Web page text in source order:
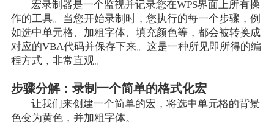
宏录制器是一个监视并记录您在WPS界面上所有操
作的工具。当您开始录制时，您执行的每一个步骤，例
如选中单元格、加粗字体、填充颜色等，都会被转换成
对应的VBA代码并保存下来。这是一种所见即所得的编
程方式，非常直观。
步骤分解：录制一个简单的格式化宏
让我们来创建一个简单的宏，将选中单元格的背景
色变为黄色，并加粗字体。